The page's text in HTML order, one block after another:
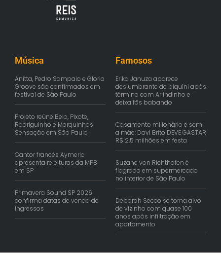
Música
Anitta, Pedro Sampaio e Gloria
Groove são confirmados em
festival de São Paulo
Projeto reúne Belo, Pixote,
Rodriguinho e Marquinhos
Sensação em São Paulo
Cantor francês Aymeric
apresenta releituras da MPB
em SP
Primavera Sound SP 2026
confirma datas de venda de
ingressos
Famosos
Erika Januza aparece
deslumbrante de biquíni após
término com Arlindinho e
deixa fãs babando
Casamento milionário e sem
a mãe: Davi Brito DEVE GASTAR
R$ 2,5 milhões em festa
Suzane von Richthofen é
flagrada em supermercado
no interior de São Paulo
Deborah Secco se torna alvo
de vizinho com quase 100
anos após infiltração em
apartamento